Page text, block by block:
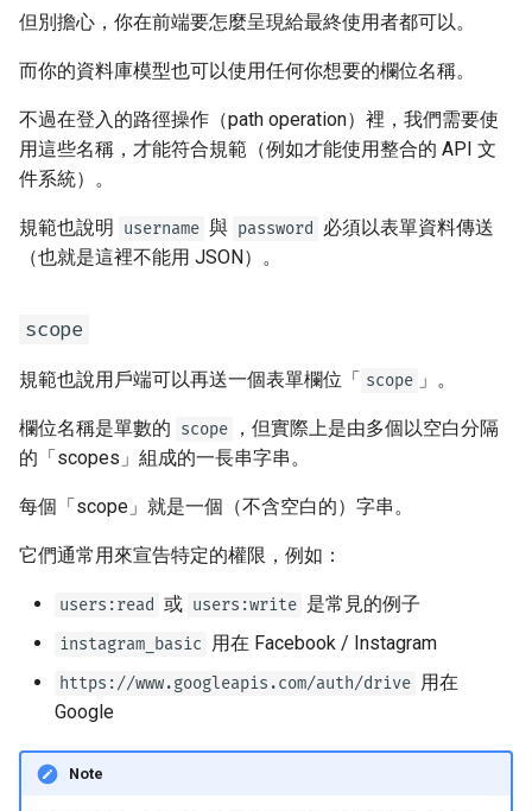
小結
子應用程式 - 掛載
在代理之後
模板
生命週期事件
測試 WebSocket
測試事件：lifespan 與 startup
用覆寫測試相依
非同步測試
設定與環境變數
OpenAPI 回呼
OpenAPI Webhook
File, HTML, Redirect,
Server-Sent Events -
EventSourceResponse and
ServerSentEvent
Middleware
OpenAPI
Security Tools
Encoders - jsonable_encoder
Static Files - StaticFiles
Templating - Jinja2Templates
但別擔心，你在前端要怎麼呈現給最終使用者都可以。
而你的資料庫模型也可以使用任何你想要的欄位名稱。
不過在登入的路徑操作（path operation）裡，我們需要使
用這些名稱，才能符合規範（例如才能使用整合的 API 文
件系統）。
規範也說明 username 與 password
必須以表單資料傳送
（也就是這裡不能用 JSON）。
scope
規範也說用戶端可以再送一個表單欄位「 scope 」。
欄位名稱是單數的 scope
，但實際上是由多個以空白分隔
的「scopes」組成的一長串字串。
每個「scope」就是一個（不含空白的）字串。
它們通常用來宣告特定的權限，例如：
users:read 或 users:write 是常見的例子
instagram_basic 用在 Facebook / Instagram
https://www.googleapis.com/auth/drive 用在
Google
Note